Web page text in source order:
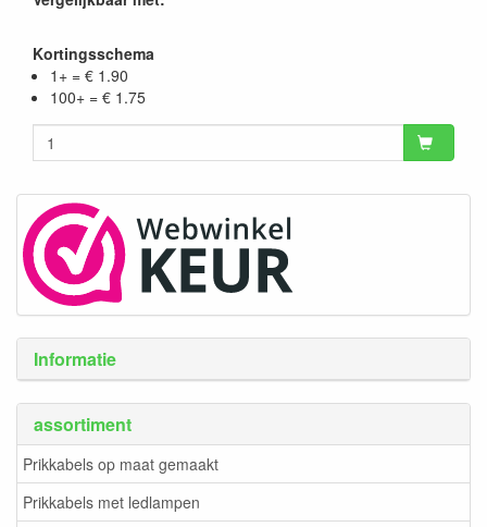
Informatie
assortiment
Prikkabels op maat gemaakt
Prikkabels met ledlampen
Kortingsschema
1+ = € 1.90
100+ = € 1.75